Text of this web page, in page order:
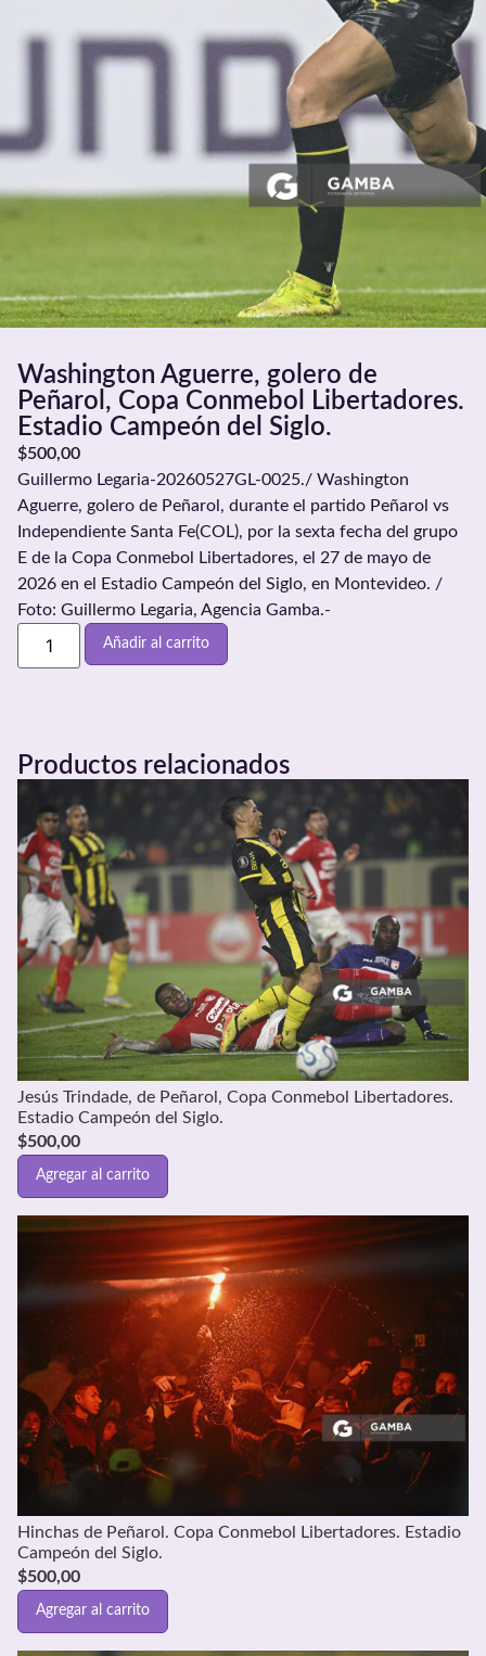
Washington Aguerre, golero de
Peñarol, Copa Conmebol Libertadores.
Estadio Campeón del Siglo.
$500,00
Guillermo Legaria-20260527GL-0025./ Washington
Aguerre, golero de Peñarol, durante el partido Peñarol vs
Independiente Santa Fe(COL), por la sexta fecha del grupo
E de la Copa Conmebol Libertadores, el 27 de mayo de
2026 en el Estadio Campeón del Siglo, en Montevideo. /
Foto: Guillermo Legaria, Agencia Gamba.-
Añadir al carrito
Productos relacionados
Jesús Trindade, de Peñarol, Copa Conmebol Libertadores.
Estadio Campeón del Siglo.
$500,00
Agregar al carrito
Hinchas de Peñarol. Copa Conmebol Libertadores. Estadio
Campeón del Siglo.
$500,00
Agregar al carrito